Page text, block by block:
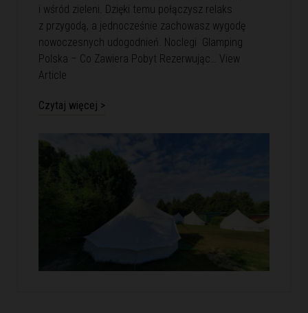
i wśród zieleni. Dzięki temu połączysz relaks
z przygodą, a jednocześnie zachowasz wygodę
nowoczesnych udogodnień. Noclegi Glamping
Polska – Co Zawiera Pobyt Rezerwując… View
Article
Czytaj więcej >